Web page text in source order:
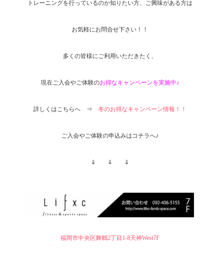
トレーニングを行っているのか知りたい方、ご興味がある方は
お気軽にお問合せ下さい！！
多くの皆様にご利用いただきたく、
現在ご入会やご体験のお得なキャンペーンを実施中♪
詳しくはこちらへ ⇒ 冬のお得なキャンペーン情報！！
ご入会やご体験の申込みはコチラへ♪
⇓ ⇓ ⇓
福岡市中央区舞鶴2丁目1-8天神West7F